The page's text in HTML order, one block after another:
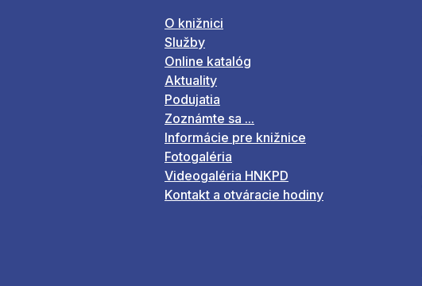
O knižnici
Služby
Online katalóg
Aktuality
Podujatia
Zoznámte sa ...
Informácie pre knižnice
Fotogaléria
Videogaléria HNKPD
Kontakt a otváracie hodiny